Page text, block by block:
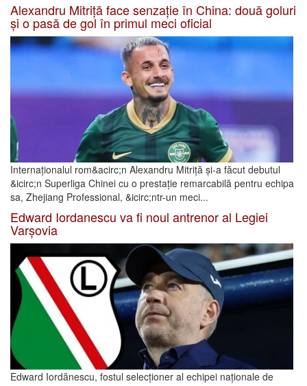
Alexandru Mitriță face senzație în China: două goluri
și o pasă de gol în primul meci oficial
Internaționalul rom&acirc;n Alexandru Mitriță și-a făcut debutul
&icirc;n Superliga Chinei cu o prestație remarcabilă pentru echipa
sa, Zhejiang Professional, &icirc;ntr-un meci...
Edward Iordanescu va fi noul antrenor al Legiei
Varșovia
Edward Iordănescu, fostul selecționer al echipei naționale de